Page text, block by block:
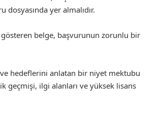
yer almalıdır.
gösteren belge, başvurunun zorunlu bir
hedeflerini anlatan bir niyet mektubu
geçmişi, ilgi alanları ve yüksek lisans